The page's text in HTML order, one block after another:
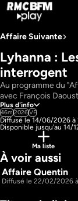
Affaire Suivante
Lyhanna :
interrogent
Au programme du
avec François
de la gendarmerie et
de Cergy Pontoise;
consultante BFMTV;
du syndicat Unité
monte" (éd. de
Dumont; Andréa
l’association
Psychologue-
Plus d'info
46m2026VF
Diffusé le 14/06/2026
Disponible jusqu'au 14/
Ma liste
À voir aussi
Affaire Quentin
Diffusé le 22/02/2026